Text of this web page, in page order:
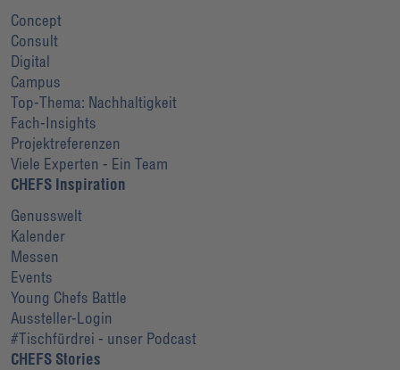
Concept
Consult
Digital
Campus
Top-Thema: Nachhaltigkeit
Fach-Insights
Projektreferenzen
Viele Experten - Ein Team
CHEFS Inspiration
Genusswelt
Kalender
Messen
Events
Young Chefs Battle
Aussteller-Login
#Tischfürdrei - unser Podcast
CHEFS Stories